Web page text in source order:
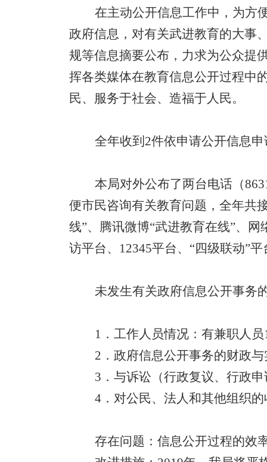
在主动公开信息工作中，为方
政府信息，对有关武进教育的大事
规等信息摘要公布，力求为公众提
挥各类媒体在教育信息公开过程中
民、服务于社会、造福于人民。
全年收到 2件依申请公开信息
本局对外公布了两台电话（
便市民咨询有关教育问题，全年共
线”、腾讯微博“武进教育在线”、
访平台、 12345平台、“四级联动”
未发生有关政府信息公开事务
1 ．工作人员情况：有兼职人员
2 ．政府信息公开事务的财政
3 ．与诉讼（行政复议、行政
4．对公民、法人和其他组织
存在问题：信息公开过程的效